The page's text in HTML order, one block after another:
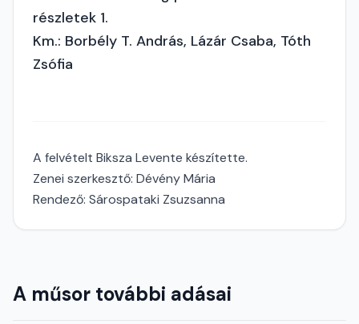
részletek 1.
Km.: Borbély T. András, Lázár Csaba, Tóth
Zsófia
A felvételt Biksza Levente készítette.
Zenei szerkesztő: Dévény Mária
Rendező: Sárospataki Zsuzsanna
A műsor további adásai